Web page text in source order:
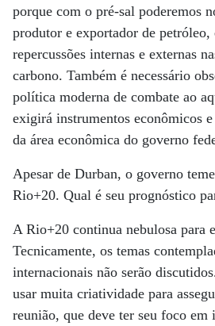
porque com o pré-sal poderemos
produtor e exportador de petróleo,
repercussões internas e externas
carbono. Também é necessário
política moderna de combate ao
exigirá instrumentos econômicos
da área econômica do governo
Apesar de Durban, o governo
Rio+20. Qual é seu prognóstico
A Rio+20 continua nebulosa para
Tecnicamente, os temas
internacionais não serão
usar muita criatividade para
reunião, que deve ter seu foco em